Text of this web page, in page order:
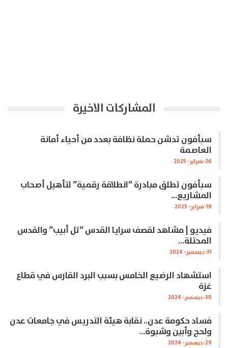
المشاركات الاخيرة
سبأفون تدشن حملة نظافة بعدد من أحياء أمانة
العاصمة
26-فبراير- 2025
سبأفون تطلق مبادرة “انطلاقة رقمية” لتأهيل أصحاب
المشاريع…
19-فبراير- 2025
فيديو | مشاهد لقصف سرايا القدس “تل أبيب” والقدس
المحتلة…
31-ديسمبر- 2024
استشهاد الرضيع الخامس بسبب البرد القارس في قطاع
غزة
30-ديسمبر- 2024
فساد حكومة عدن.. نقابة هيئة التدريس في جامعات عدن
ولحج وأبين وشبوة…
29-ديسمبر- 2024